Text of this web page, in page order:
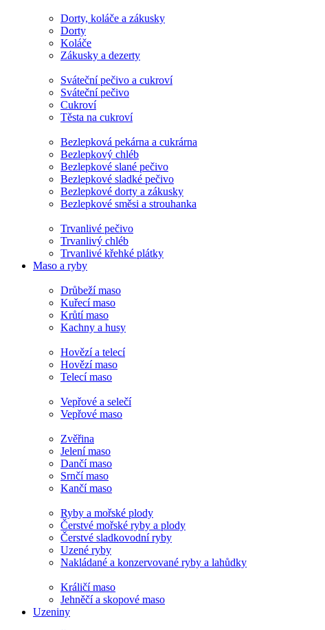
Dorty, koláče a zákusky
Dorty
Koláče
Zákusky a dezerty
Sváteční pečivo a cukroví
Sváteční pečivo
Cukroví
Těsta na cukroví
Bezlepková pekárna a cukrárna
Bezlepkový chléb
Bezlepkové slané pečivo
Bezlepkové sladké pečivo
Bezlepkové dorty a zákusky
Bezlepkové směsi a strouhanka
Trvanlivé pečivo
Trvanlivý chléb
Trvanlivé křehké plátky
Maso a ryby
Drůbeží maso
Kuřecí maso
Krůtí maso
Kachny a husy
Hovězí a telecí
Hovězí maso
Telecí maso
Vepřové a selečí
Vepřové maso
Zvěřina
Jelení maso
Dančí maso
Srnčí maso
Kančí maso
Ryby a mořské plody
Čerstvé mořské ryby a plody
Čerstvé sladkovodní ryby
Uzené ryby
Nakládané a konzervované ryby a lahůdky
Králičí maso
Jehněčí a skopové maso
Uzeniny